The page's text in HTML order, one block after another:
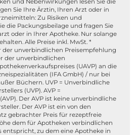
Sie Ihre Ärztin, Ihren Arzt oder in
Zu Risiken und
die Packungsbeilage und fragen Sie
oder in Ihrer Apotheke. Nur solange
Alle Preise inkl. MwSt. *
unverbindlichen Preisempfehlung
der unverbindlichen
(UAVP) an die
(IFA GmbH) / nur bei
Büchern. UVP = Unverbindliche
(UVP). AVP =
Der AVP ist keine unverbindliche
Der AVP ist ein von den
gebrachter Preis für rezeptfreie
dem für Apotheken verbindlichen
zu dem eine Apotheke in